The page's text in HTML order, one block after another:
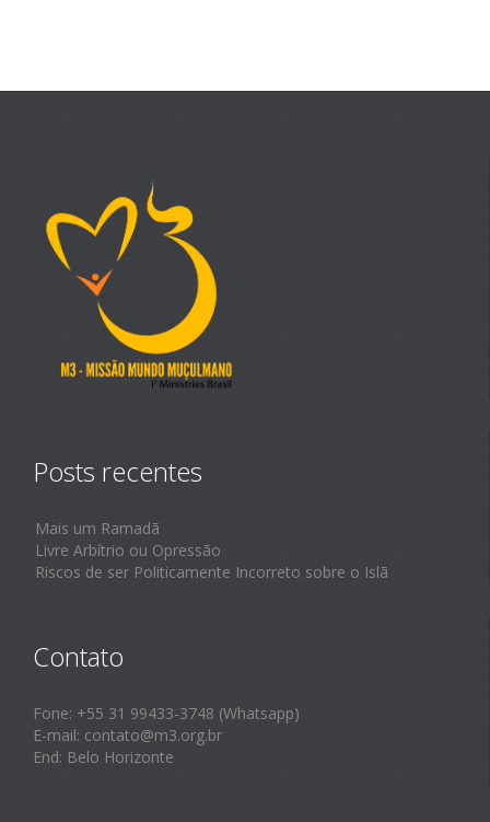
Posts recentes
Mais um Ramadã
Livre Arbítrio ou Opressão
Riscos de ser Politicamente Incorreto sobre o Islã
Contato
Fone: +55 31 99433-3748 (Whatsapp)
E-mail: contato@m3.org.br
End: Belo Horizonte